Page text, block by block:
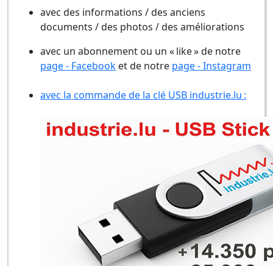
avec des informations / des anciens
documents / des photos / des améliorations
avec un abonnement ou un « like » de notre
page - Facebook et de notre page - Instagram
avec la commande de la clé USB industrie.lu :